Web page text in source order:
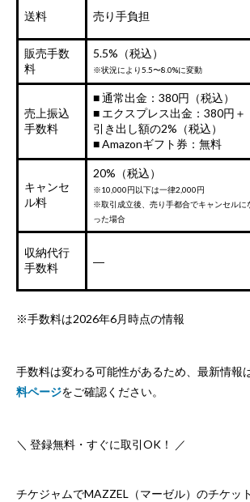
送料 売り手負担
販売手数
料
5.5%（税込）
※状況により5.5〜8.0%に変動
売上振込
手数料
■ 通常出金：380円（税込）
■ エクスプレス出金：380円＋
引き出し額の2%（税込）
■ Amazonギフト券：無料
キャンセ
ル料
20%（税込）
※10,000円以下は一律2,000円
※取引成立後、売り手都合でキャンセルに
った場合
収納代行
手数料
―
※手数料は2026年6月時点の情報
手数料は変わる可能性があるため、最新情報
料ページをご確認ください。
＼ 登録無料・すぐに取引OK！ ／
チケジャムでMAZZEL（マーゼル）のチケッ